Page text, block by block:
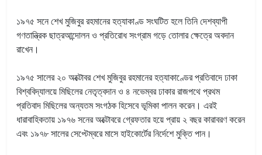
১৯৭৫ সনে শেখ মুজিবুর রহমানের হত্যাকাণ্ড সংঘটিত হলে তিনি দেশব্যাপী
গণতান্ত্রিক ছাত্রআন্দোলন ও প্রতিরোধ সংগ্রাম গড়ে তোলার ক্ষেত্রে অবদান
রাখেন।
১৯৭৫ সালের ২০ অক্টোবর শেখ মুজিবুর রহমানের হত্যাকাণ্ডের প্রতিবাদে ঢাকা
বিশ্ববিদ্যালয়ে মিছিলের নেতৃত্বদান ও ৪ নভেম্বর ঢাকার রাজপথে প্রথম
প্রতিবাদ মিছিলের অন্যতম সংগঠক হিসেবে ভূমিকা পালন করেন। এরই
ধারাবাহিকতায় ১৯৭৬ সনের অক্টোবরে গ্রেফতার হয়ে প্রায় ২ বছর কারাবরণ করেন
এবং ১৯৭৮ সালের সেপ্টেম্বরে মাসে হাইকোর্টের নির্দেশে মুক্তি পান।